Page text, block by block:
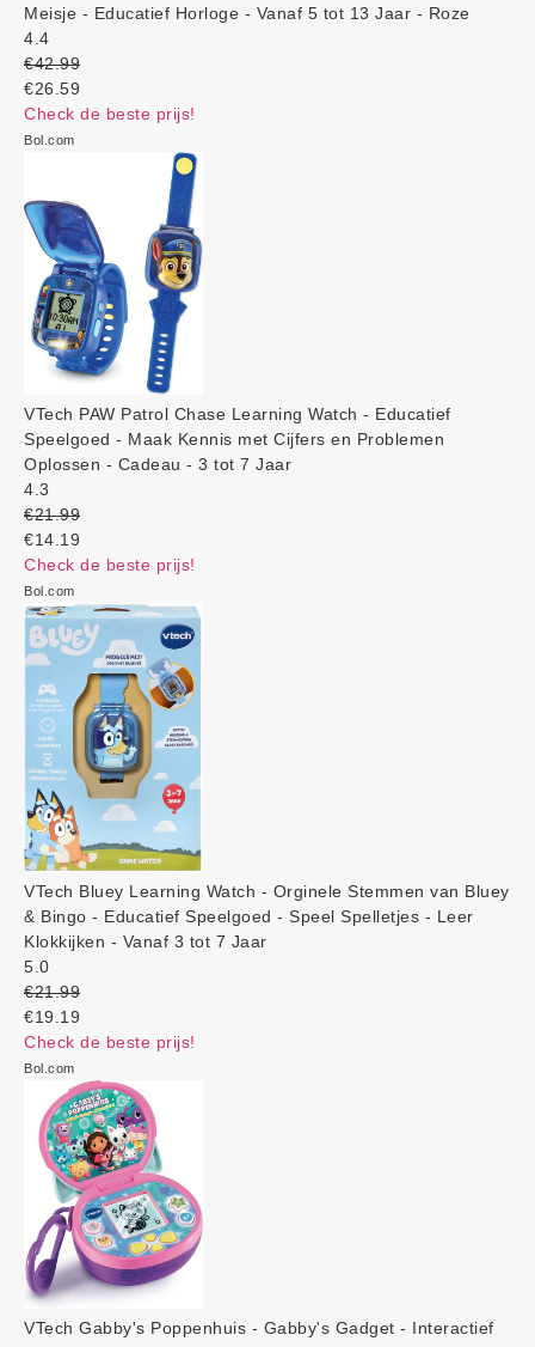
Meisje - Educatief Horloge - Vanaf 5 tot 13 Jaar - Roze
4.4
€42.99
€26.59
Check de beste prijs!
Bol.com
VTech PAW Patrol Chase Learning Watch - Educatief
Speelgoed - Maak Kennis met Cijfers en Problemen
Oplossen - Cadeau - 3 tot 7 Jaar
4.3
€21.99
€14.19
Check de beste prijs!
Bol.com
VTech Bluey Learning Watch - Orginele Stemmen van Bluey
& Bingo - Educatief Speelgoed - Speel Spelletjes - Leer
Klokkijken - Vanaf 3 tot 7 Jaar
5.0
€21.99
€19.19
Check de beste prijs!
Bol.com
VTech Gabby's Poppenhuis - Gabby's Gadget - Interactief